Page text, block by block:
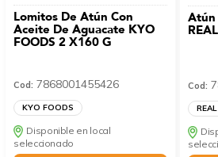
Lomitos De Atún Con
Aceite De Aguacate KYO
FOODS 2 X160 G
Cod: 7868001455426
KYO FOODS
Disponible en local
seleccionado
Atún
Cod:
REAL